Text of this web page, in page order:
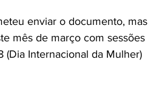
enviar o documento, mas
mês de março com sessões
(Dia Internacional da Mulher)